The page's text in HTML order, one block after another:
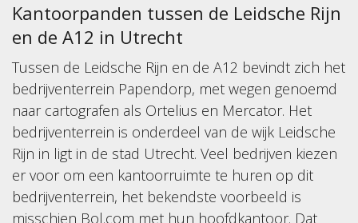
Kantoorpanden tussen de Leidsche Rijn
en de A12 in Utrecht
Tussen de Leidsche Rijn en de A12 bevindt zich het
bedrijventerrein Papendorp, met wegen genoemd
naar cartografen als Ortelius en Mercator. Het
bedrijventerrein is onderdeel van de wijk Leidsche
Rijn in ligt in de stad Utrecht. Veel bedrijven kiezen
er voor om een kantoorruimte te huren op dit
bedrijventerrein, het bekendste voorbeeld is
misschien Bol.com met hun hoofdkantoor. Dat